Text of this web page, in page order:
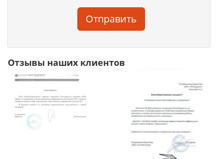
Отправить
Отзывы наших клиентов